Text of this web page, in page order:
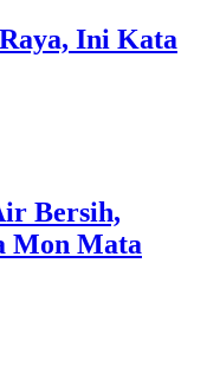
Ini Kata
Bersih,
Mon Mata